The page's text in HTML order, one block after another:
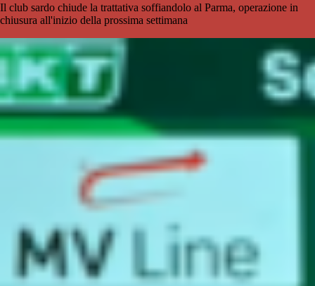
Il club sardo chiude la trattativa soffiandolo al Parma, operazione in
chiusura all'inizio della prossima settimana